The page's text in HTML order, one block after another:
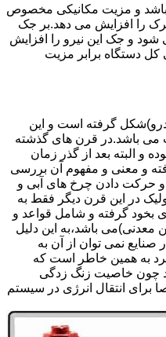
و مزیت مکانیکی مخصوص
را افزایش می دهد.بر جک
شود و جک این نیرو را افزایش
دستگاه برابر مزیت
گرفته است و این
می باشد.در قرن های گذشته
و البته بعد از گذر زمان
و معنی و مفهوم آن بررسی
و حرکت دادن چرخ های آبی و
در این قرن دیگر فقط به
بخود گرفته و شامل قواعد و
باشد،به این دلیل
نمی توان از آن به
کرد به همین خاطر است که
چون خاصیت زنگ زدگی
برای انتقال انرژی در سیستم